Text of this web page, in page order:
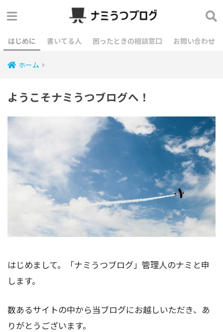
はじめに 書いてる人 困ったときの相談窓口 お問い合わせ
ホーム
ようこそナミうつブログへ！
はじめまして。「ナミうつブログ」管理人のナミと申
します。
数あるサイトの中から当ブログにお越しいただき、あ
りがとうございます。